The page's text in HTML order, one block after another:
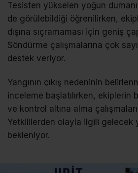
Tesisten yükselen yoğun
de görülebildiği öğrenilirken,
dışına sıçramaması için geniş
Söndürme çalışmalarına çok
destek veriyor.
Yangının çıkış nedeninin
inceleme başlatılırken, ekiplerin
ve kontrol altına alma
Yetkililerden olayla ilgili gelecek
bekleniyor.